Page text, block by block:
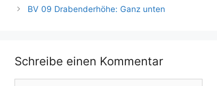
BV 09 Drabenderhöhe: Ganz unten
Schreibe einen Kommentar